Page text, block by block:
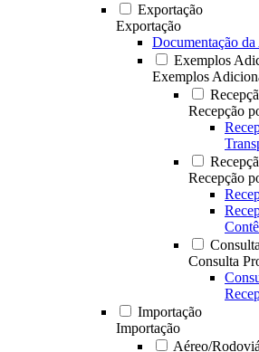
Exportação
Exportação
Documentação
Exemplos
Exemplos
Recepção
Recepção
Consulta
Importação
Importação
Aéreo/